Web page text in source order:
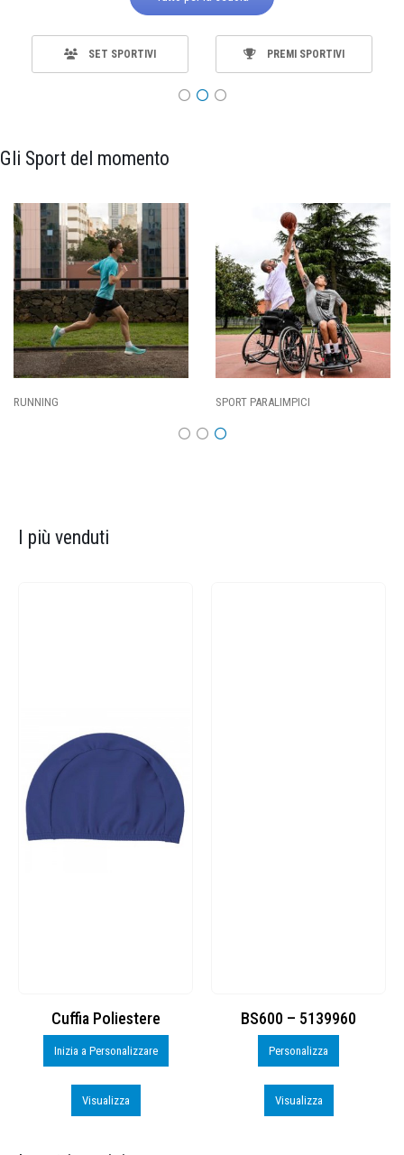
SET SPORTIVI PREMI SPORTIVI
Gli Sport del momento
RUNNING SPORT PARALIMPICI
I più venduti
Cuffia Poliestere
Inizia a Personalizzare
Visualizza
BS600 – 5139960
Personalizza
Visualizza